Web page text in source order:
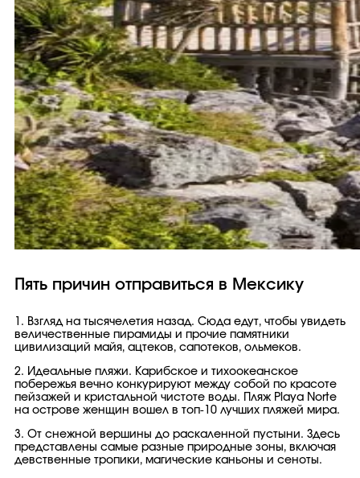
Пять причин отправиться в Мексику
1. Взгляд на тысячелетия назад. Сюда едут, чтобы увидеть
величественные пирамиды и прочие памятники
цивилизаций майя, ацтеков, сапотеков, ольмеков.
2. Идеальные пляжи. Карибское и тихоокеанское
побережья вечно конкурируют между собой по красоте
пейзажей и кристальной чистоте воды. Пляж Playа Norte
на острове женщин вошел в топ-10 лучших пляжей мира.
3. От снежной вершины до раскаленной пустыни. Здесь
представлены самые разные природные зоны, включая
девственные тропики, магические каньоны и сеноты.